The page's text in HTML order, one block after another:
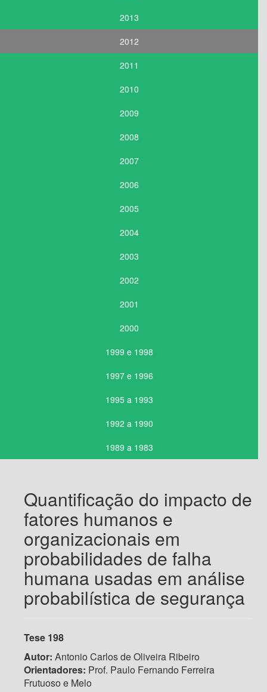
2013
2012
2011
2010
2009
2008
2007
2006
2005
2004
2003
2002
2001
2000
1999 e 1998
1997 e 1996
1995 a 1993
1992 a 1990
1989 a 1983
Quantificação do impacto de
fatores humanos e
organizacionais em
probabilidades de falha
humana usadas em análise
probabilística de segurança
Tese 198
Autor: Antonio Carlos de Oliveira Ribeiro
Orientadores: Prof. Paulo Fernando Ferreira
Frutuoso e Melo